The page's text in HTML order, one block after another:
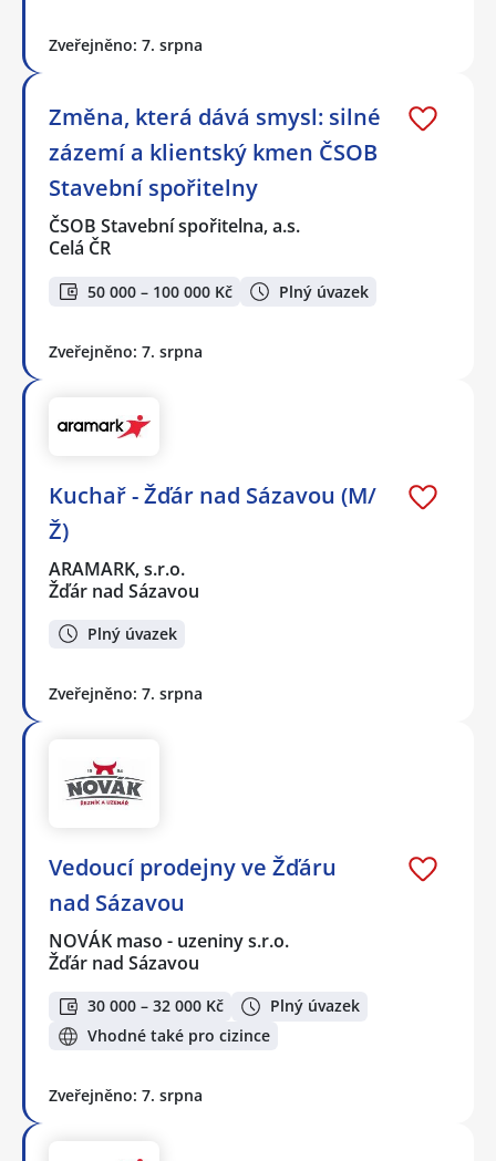
Zveřejněno: 7. srpna
Změna, která dává smysl: silné
zázemí a klientský kmen ČSOB
Stavební spořitelny
ČSOB Stavební spořitelna, a.s.
Celá ČR
50 000 – 100 000 Kč Plný úvazek
Zveřejněno: 7. srpna
Kuchař - Žďár nad Sázavou (M/
Ž)
ARAMARK, s.r.o.
Žďár nad Sázavou
Plný úvazek
Zveřejněno: 7. srpna
Vedoucí prodejny ve Žďáru
nad Sázavou
NOVÁK maso - uzeniny s.r.o.
Žďár nad Sázavou
30 000 – 32 000 Kč
Plný úvazek
Vhodné také pro cizince
Zveřejněno: 7. srpna